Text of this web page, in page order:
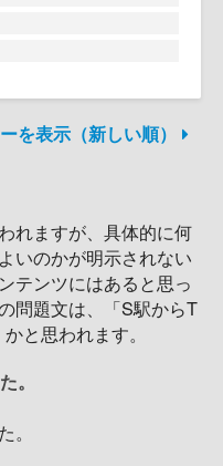
を表示（新しい順）
れますが、具体的に何
いのかが明示されない
テンツにはあると思っ
問題文は、「S駅からT
と思われます。
。